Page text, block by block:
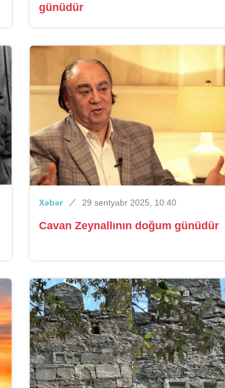
günüdür
Xəbər 29 sentyabr 2025, 10:40
Cavan Zeynallının doğum günüdür